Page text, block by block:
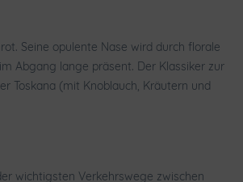
Seine opulente Nase wird durch florale
Abgang lange präsent. Der Klassiker zur
Toskana (mit Knoblauch, Kräutern und
wichtigsten Verkehrswege zwischen